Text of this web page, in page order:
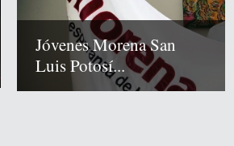
Jóvenes Morena San
Luis Potosí...